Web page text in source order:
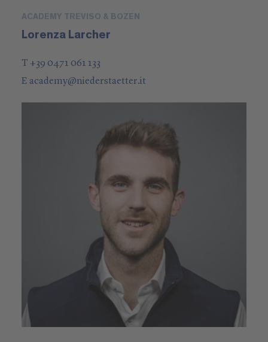
ACADEMY TREVISO & BOZEN
Lorenza Larcher
T +39 0471 061 133
E academy@niederstaetter.it